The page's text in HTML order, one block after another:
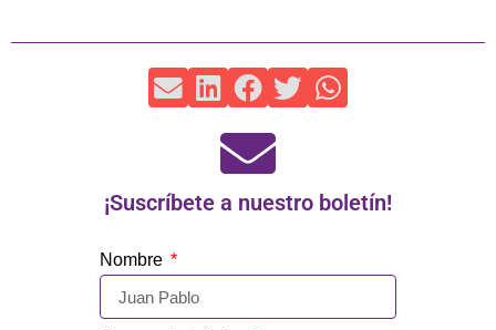
¡Suscríbete a nuestro boletín!
Nombre